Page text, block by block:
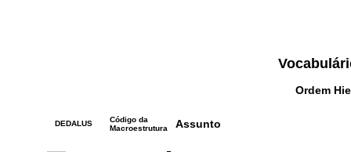
Ordem
DEDALUS
Código da
Macroestrutura
Assunto